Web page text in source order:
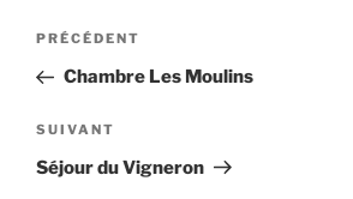
Navigation
l’article
Article
précédent
PRÉCÉDENT
Chambre Les Moulins
Article
suivant
SUIVANT
Séjour du Vigneron